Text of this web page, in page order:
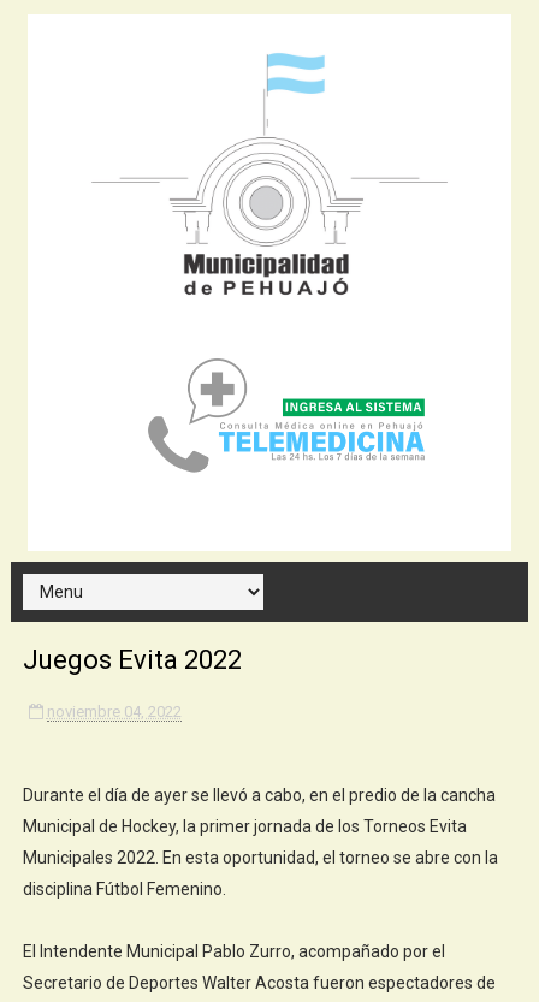
Juegos Evita 2022
noviembre 04, 2022
Durante el día de ayer se llevó a cabo, en el predio de la cancha
Municipal de Hockey, la primer jornada de los Torneos Evita
Municipales 2022. En esta oportunidad, el torneo se abre con la
disciplina Fútbol Femenino.
El Intendente Municipal Pablo Zurro, acompañado por el
Secretario de Deportes Walter Acosta fueron espectadores de